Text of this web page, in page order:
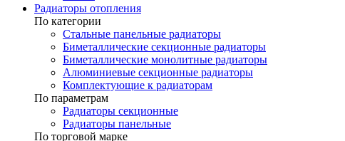
Радиаторы отопления
По категории
Стальные панельные радиаторы
Биметаллические секционные радиаторы
Биметаллические монолитные радиаторы
Алюминиевые секционные радиаторы
Комплектующие к радиаторам
По параметрам
Радиаторы секционные
Радиаторы панельные
По торговой марке